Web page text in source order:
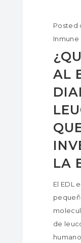
Posted
Inmune
AL
LA
El EDL
de